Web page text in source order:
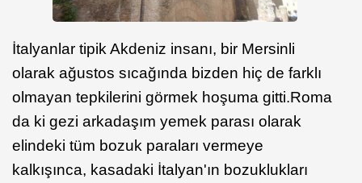
İtalyanlar tipik Akdeniz insanı, bir Mersinli
olarak ağustos sıcağında bizden hiç de farklı
olmayan tepkilerini görmek hoşuma gitti.Roma
da ki gezi arkadaşım yemek parası olarak
elindeki tüm bozuk paraları vermeye
kalkışınca, kasadaki İtalyan'ın bozuklukları